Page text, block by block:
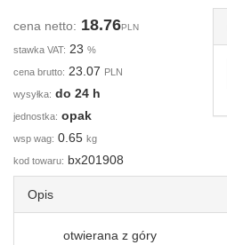
cena netto: 18.76PLN
stawka VAT: 23 %
cena brutto: 23.07 PLN
wysyłka: do 24 h
jednostka: opak
wsp wag: 0.65 kg
kod towaru: bx201908
Opis
otwierana z góry